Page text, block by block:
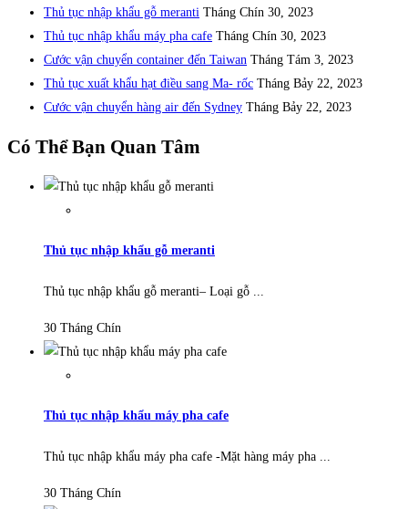
Thủ tục nhập khẩu gỗ meranti Tháng Chín 30, 2023
Thủ tục nhập khẩu máy pha cafe Tháng Chín 30, 2023
Cước vận chuyển container đến Taiwan Tháng Tám 3, 2023
Thủ tục xuất khẩu hạt điều sang Ma- rốc Tháng Bảy 22, 2023
Cước vận chuyển hàng air đến Sydney Tháng Bảy 22, 2023
Có Thể Bạn Quan Tâm
Thủ tục nhập khẩu gỗ meranti
Thủ tục nhập khẩu gỗ meranti– Loại gỗ ...
30 Tháng Chín
Thủ tục nhập khẩu máy pha cafe
Thủ tục nhập khẩu máy pha cafe -Mặt hàng máy pha ...
30 Tháng Chín